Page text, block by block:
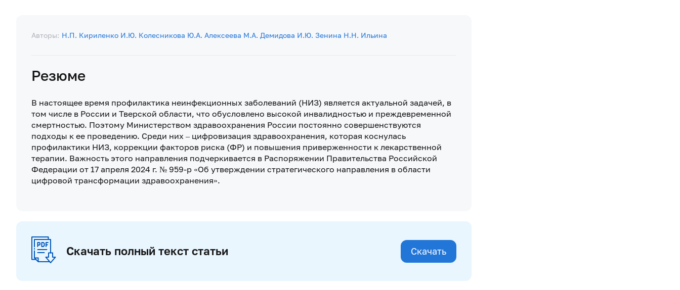
Авторы: Н.П. Кириленко И.Ю. Колесникова Ю.А. Алексеева М.А. Демидова И.Ю. Зенина Н.Н. Ильина
Резюме
В настоящее время профилактика неинфекционных заболеваний (НИЗ) является актуальной задачей, в
том числе в России и Тверской области, что обусловлено высокой инвалидностью и преждевременной
смертностью. Поэтому Министерством здравоохранения России постоянно совершенствуются
подходы к ее проведению. Среди них ‒ цифровизация здравоохранения, которая коснулась
профилактики НИЗ, коррекции факторов риска (ФР) и повышения приверженности к лекарственной
терапии. Важность этого направления подчеркивается в Распоряжении Правительства Российской
Федерации от 17 апреля 2024 г. № 959-р «Об утверждении стратегического направления в области
цифровой трансформации здравоохранения».
Скачать полный текст статьи Скачать